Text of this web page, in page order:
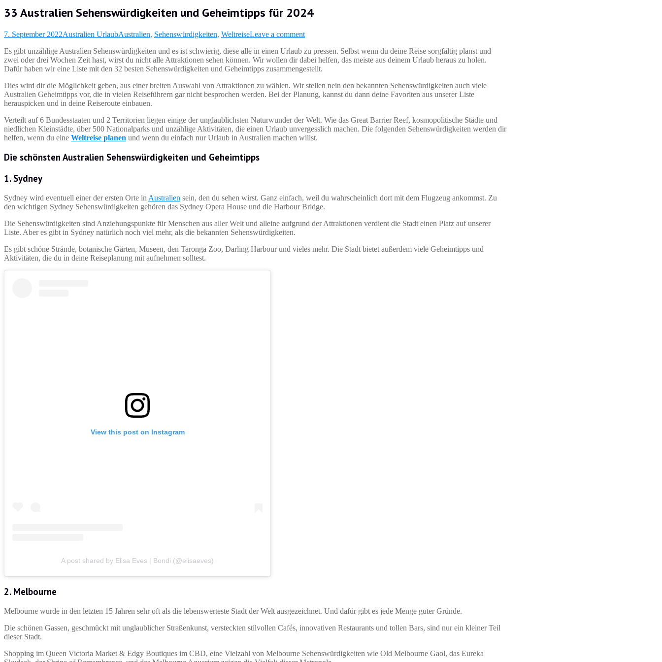
33 Australien Sehenswürdigkeiten und Geheimtipps für 2024
7. September 2022Australien UrlaubAustralien, Sehenswürdigkeiten, WeltreiseLeave a comment
Es gibt unzählige Australien Sehenswürdigkeiten und es ist schwierig, diese alle in einen Urlaub zu pressen. Selbst wenn du deine Reise sorgfältig planst und
zwei oder drei Wochen Zeit hast, wirst du nicht alle Attraktionen sehen können. Wir wollen dir dabei helfen, das meiste aus deinem Urlaub heraus zu holen.
Dafür haben wir eine Liste mit den 32 besten Sehenswürdigkeiten und Geheimtipps zusammengestellt.
Dies wird dir die Möglichkeit geben, aus einer breiten Auswahl von Attraktionen zu wählen. Wir stellen nein den bekannten Sehenswürdigkeiten auch viele
Australien Geheimtipps vor, die in vielen Reiseführern gar nicht besprochen werden. Bei der Planung, kannst du dann deine Favoriten aus unserer Liste
herauspicken und in deine Reiseroute einbauen.
Verteilt auf 6 Bundesstaaten und 2 Territorien liegen einige der unglaublichsten Naturwunder der Welt. Wie das Great Barrier Reef, kosmopolitische Städte und
niedlichen Kleinstädte, über 500 Nationalparks und unzählige Aktivitäten, die einen Urlaub unvergesslich machen. Die folgenden Sehenswürdigkeiten werden dir
helfen, wenn du eine Weltreise planen und wenn du einfach nur Urlaub in Australien machen willst.
Die schönsten Australien Sehenswürdigkeiten und Geheimtipps
1. Sydney
Sydney wird eventuell einer der ersten Orte in Australien sein, den du sehen wirst. Ganz einfach, weil du wahrscheinlich dort mit dem Flugzeug ankommst. Zu
den wichtigen Sydney Sehenswürdigkeiten gehören das Sydney Opera House und die Harbour Bridge.
Die Sehenswürdigkeiten sind Anziehungspunkte für Menschen aus aller Welt und alleine aufgrund der Attraktionen verdient die Stadt einen Platz auf unserer
Liste. Aber es gibt in Sydney natürlich noch viel mehr, als die bekannten Sehenswürdigkeiten.
Es gibt schöne Strände, botanische Gärten, Museen, den Taronga Zoo, Darling Harbour und vieles mehr. Die Stadt bietet außerdem viele Geheimtipps und
Aktivitäten, die du in deine Reiseplanung mit aufnehmen solltest.
View this post on Instagram
A post shared by Elisa Eves | Bondi (@elisaeves)
2. Melbourne
Melbourne wurde in den letzten 15 Jahren sehr oft als die lebenswerteste Stadt der Welt ausgezeichnet. Und dafür gibt es jede Menge guter Gründe.
Die schönen Gassen, geschmückt mit unglaublicher Straßenkunst, versteckten stilvollen Cafés, innovativen Restaurants und tollen Bars, sind nur ein kleiner Teil
dieser Stadt.
Shopping im Queen Victoria Market & Edgy Boutiques im CBD, eine Vielzahl von Melbourne Sehenswürdigkeiten wie Old Melbourne Gaol, das Eureka